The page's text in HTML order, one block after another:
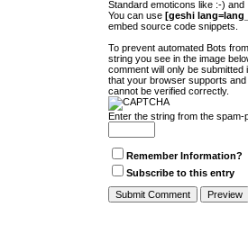
Standard emoticons like :-)
You can use [geshi
embed source code snippets.
To prevent automated Bots
string you see in the image
comment will only be
that your browser supports
cannot be verified correctly.
Enter the string from the spam-
Remember Information?
Subscribe to this entry